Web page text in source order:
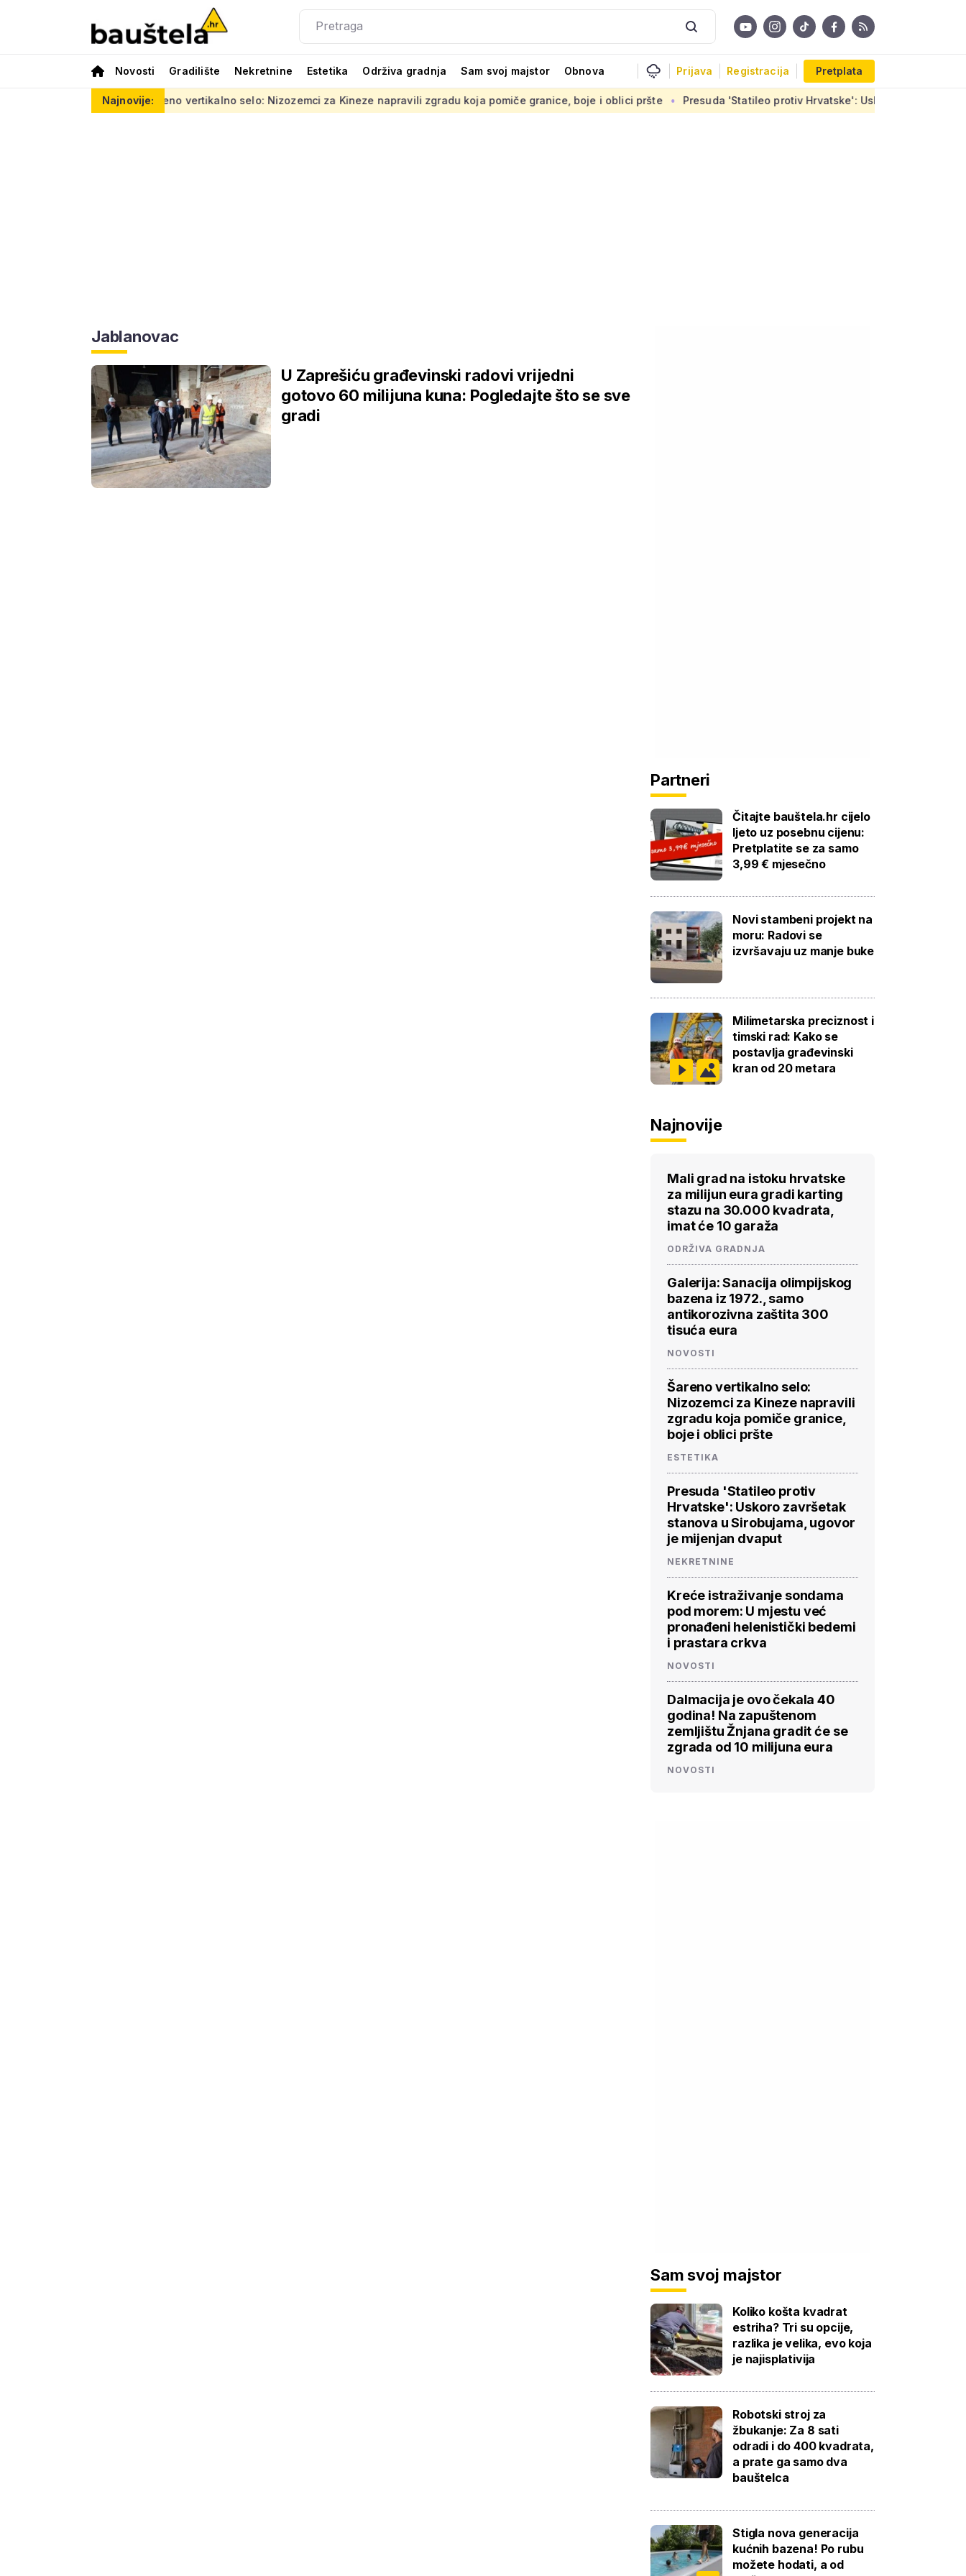
Novosti Gradilište Nekretnine Estetika Održiva gradnja Sam svoj majstor Obnova Prijava Registracija Pretplata
Najnovije:
Šareno vertikalno selo: Nizozemci za Kineze napravili zgradu koja pomiče granice, boje i oblici pršte Presuda 'Statileo protiv Hrvatske': Uskoro završetak stanova u
Jablanovac
U Zaprešiću građevinski radovi vrijedni
gotovo 60 milijuna kuna: Pogledajte što se sve
gradi
Partneri
Čitajte bauštela.hr cijelo
ljeto uz posebnu cijenu:
Pretplatite se za samo
3,99 € mjesečno
Novi stambeni projekt na
moru: Radovi se
izvršavaju uz manje buke
Milimetarska preciznost i
timski rad: Kako se
postavlja građevinski
kran od 20 metara
Najnovije
Mali grad na istoku hrvatske
za milijun eura gradi karting
stazu na 30.000 kvadrata,
imat će 10 garaža
ODRŽIVA GRADNJA
Galerija: Sanacija olimpijskog
bazena iz 1972., samo
antikorozivna zaštita 300
tisuća eura
NOVOSTI
Šareno vertikalno selo:
Nizozemci za Kineze napravili
zgradu koja pomiče granice,
boje i oblici pršte
ESTETIKA
Presuda 'Statileo protiv
Hrvatske': Uskoro završetak
stanova u Sirobujama, ugovor
je mijenjan dvaput
NEKRETNINE
Kreće istraživanje sondama
pod morem: U mjestu već
pronađeni helenistički bedemi
i prastara crkva
NOVOSTI
Dalmacija je ovo čekala 40
godina! Na zapuštenom
zemljištu Žnjana gradit će se
zgrada od 10 milijuna eura
NOVOSTI
Sam svoj majstor
Koliko košta kvadrat
estriha? Tri su opcije,
razlika je velika, evo koja
je najisplativija
Robotski stroj za
žbukanje: Za 8 sati
odradi i do 400 kvadrata,
a prate ga samo dva
bauštelca
Stigla nova generacija
kućnih bazena! Po rubu
možete hodati, a od